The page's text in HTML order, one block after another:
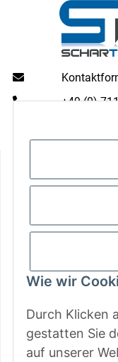
Wie wir
Durch Klicken
gestatten Sie
auf unserer
+49 (0)
Gesetzliche